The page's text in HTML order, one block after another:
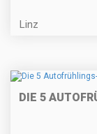
Linz
DIE 5